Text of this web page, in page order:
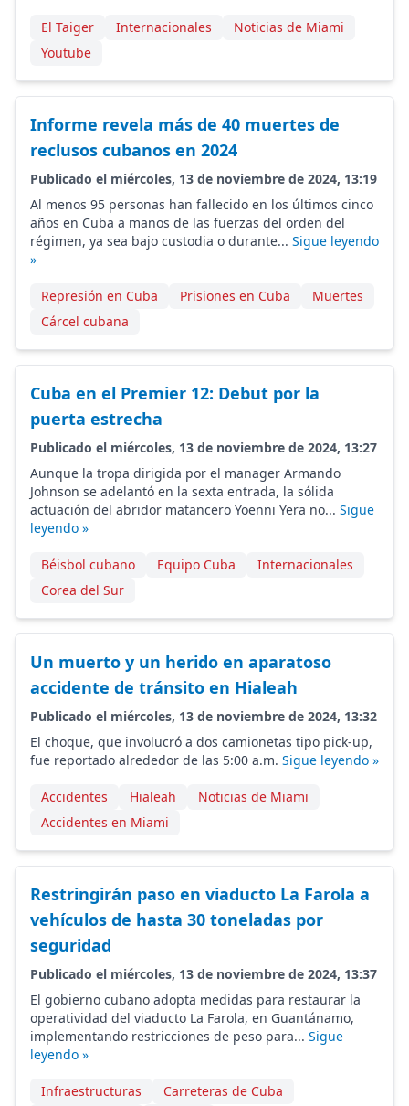
El Taiger Internacionales
Noticias de Miami
Youtube
Informe revela más de 40 muertes de
reclusos cubanos en 2024
Publicado el miércoles, 13 de noviembre de 2024, 13:19
Al menos 95 personas han fallecido en los últimos cinco
años en Cuba a manos de las fuerzas del orden del
régimen, ya sea bajo custodia o durante... Sigue leyendo
»
Represión en Cuba Prisiones en Cuba
Muertes
Cárcel cubana
Cuba en el Premier 12: Debut por la
puerta estrecha
Publicado el miércoles, 13 de noviembre de 2024, 13:27
Aunque la tropa dirigida por el manager Armando
Johnson se adelantó en la sexta entrada, la sólida
actuación del abridor matancero Yoenni Yera no... Sigue
leyendo »
Béisbol cubano Equipo Cuba
Internacionales
Corea del Sur
Un muerto y un herido en aparatoso
accidente de tránsito en Hialeah
Publicado el miércoles, 13 de noviembre de 2024, 13:32
El choque, que involucró a dos camionetas tipo pick-up,
fue reportado alrededor de las 5:00 a.m. Sigue leyendo »
Accidentes Hialeah
Noticias de Miami
Accidentes en Miami
Restringirán paso en viaducto La Farola a
vehículos de hasta 30 toneladas por
seguridad
Publicado el miércoles, 13 de noviembre de 2024, 13:37
El gobierno cubano adopta medidas para restaurar la
operatividad del viaducto La Farola, en Guantánamo,
implementando restricciones de peso para... Sigue
leyendo »
Infraestructuras
Carreteras de Cuba